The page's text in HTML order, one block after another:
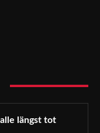
längst tot